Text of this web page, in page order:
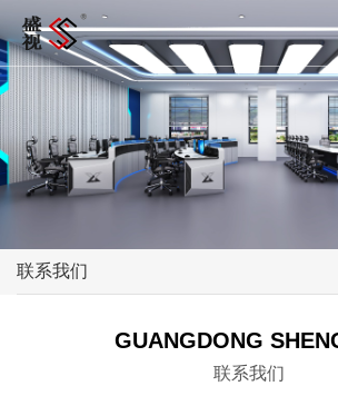
联系我们
GUANGDONG
联系我们